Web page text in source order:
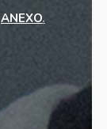
al Link ▼